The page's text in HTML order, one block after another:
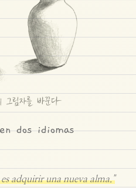
dos idiomas
adquirir una nueva alma."